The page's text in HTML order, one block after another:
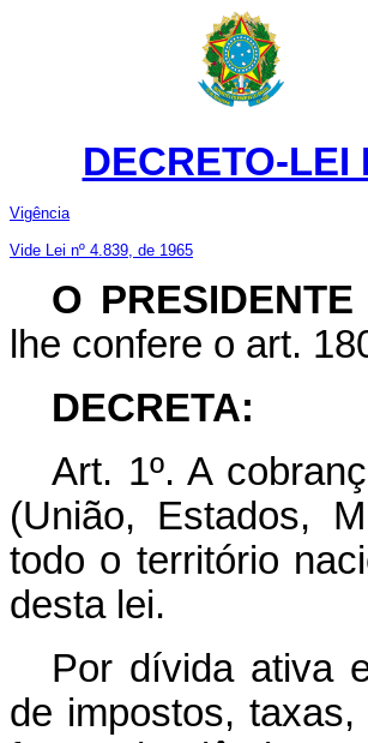
DECRETO-LEI
Vigência
Vide Lei nº 4.839, de 1965
O
lhe confere o art.
DECRETA:
Art. 1º. A
(União, Estados,
todo o território
desta lei.
Por dívida ativa
de impostos,